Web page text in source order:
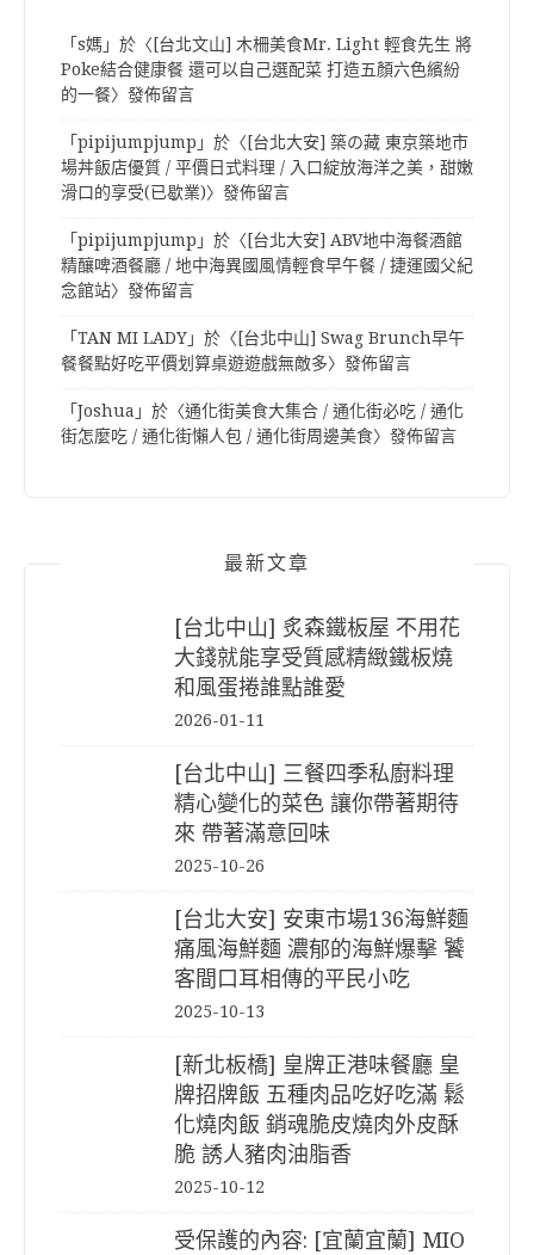
「s媽 」於〈 [台北文山] 木柵美食Mr. Light 輕食先生 將
Poke結合健康餐 還可以自己選配菜 打造五顏六色繽紛
的一餐〉發佈留言
「pipijumpjump 」於〈 [台北大安] 築の藏 東京築地市
場丼飯店優質 / 平價日式料理 / 入口綻放海洋之美，甜嫩
滑口的享受(已歇業)〉發佈留言
「pipijumpjump 」於〈 [台北大安] ABV地中海餐酒館
精釀啤酒餐廳 / 地中海異國風情輕食早午餐 / 捷運國父紀
念館站〉發佈留言
「TAN MI LADY」於〈 [台北中山] Swag Brunch早午
餐餐點好吃平價划算桌遊遊戲無敵多〉發佈留言
「Joshua 」於〈通化街美食大集合 / 通化街必吃 / 通化
街怎麼吃 / 通化街懶人包 / 通化街周邊美食〉發佈留言
最新文章
[台北中山] 炙森鐵板屋 不用花
大錢就能享受質感精緻鐵板燒
和風蛋捲誰點誰愛
2026-01-11
[台北中山] 三餐四季私廚料理
精心變化的菜色 讓你帶著期待
來 帶著滿意回味
2025-10-26
[台北大安] 安東市場136海鮮麵
痛風海鮮麵 濃郁的海鮮爆擊 饕
客間口耳相傳的平民小吃
2025-10-13
[新北板橋] 皇牌正港味餐廳 皇
牌招牌飯 五種肉品吃好吃滿 鬆
化燒肉飯 銷魂脆皮燒肉外皮酥
脆 誘人豬肉油脂香
2025-10-12
受保護的內容: [宜蘭宜蘭] MIO